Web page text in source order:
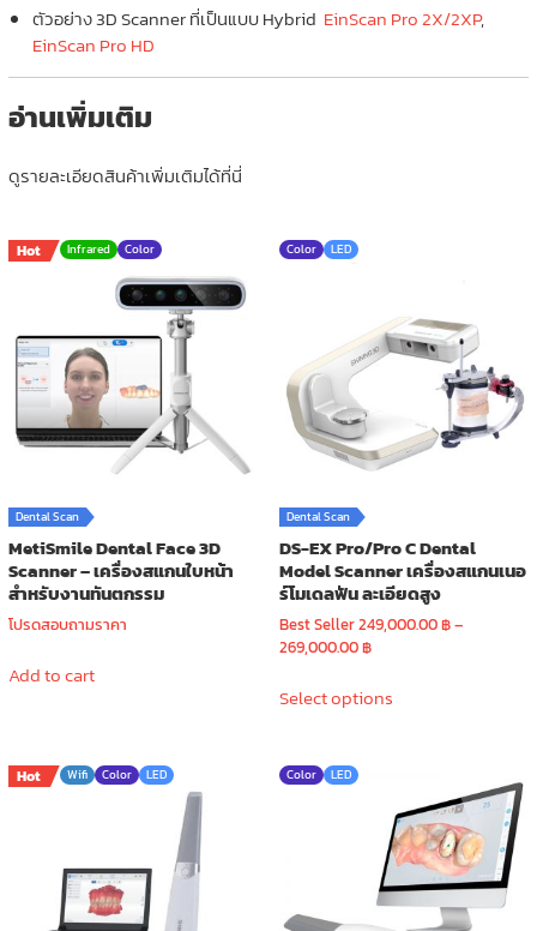
ตัวอย่าง 3D Scanner ที่เป็นแบบ Hybrid EinScan Pro 2X/2XP,
EinScan Pro HD
อ่านเพิ่มเติม
ดูรายละเอียดสินค้าเพิ่มเติมได้ที่นี่
Hot Infrared Color
Dental Scan
MetiSmile Dental Face 3D
Scanner – เครื่องสแกนใบหน้า
สำหรับงานทันตกรรม
โปรดสอบถามราคา
Add to cart
Color LED
Dental Scan
DS-EX Pro/Pro C Dental
Model Scanner เครื่องสแกนเนอ
ร์โมเดลฟัน ละเอียดสูง
Best Seller249,000.00฿–
269,000.00฿Price
249,000.00 ฿
Select optionsproduct
The
options
may
be
chosen
Hot Wifi Color LED Color LED